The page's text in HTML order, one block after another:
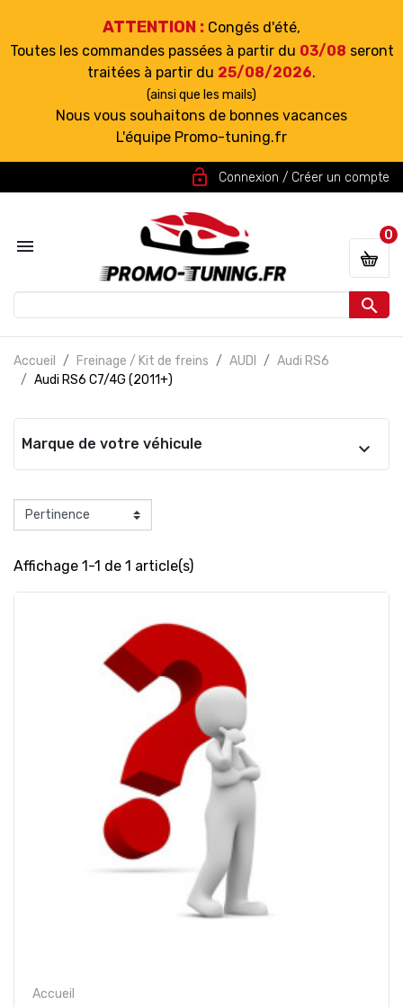
ATTENTION : Congés d'été,
Toutes les commandes passées à partir du 03/08 seront
traitées à partir du 25/08/2026.
(ainsi que les mails)
Nous vous souhaitons de bonnes vacances
L'équipe Promo-tuning.fr
lock_open Connexion / Créer un compte


0
Accueil Freinage / Kit de freins AUDI
Audi RS6
Audi RS6 C7/4G (2011+)
Marque de votre véhicule
Affichage 1-1 de 1 article(s)
Accueil